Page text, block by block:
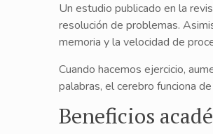
Un estudio publicado en la
resolución de problemas.
memoria y la velocidad de
Cuando hacemos ejercicio,
palabras, el cerebro funciona
Beneficios